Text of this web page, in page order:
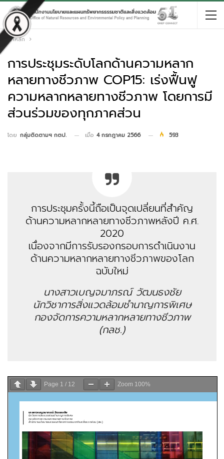
หน้าหลัก
การประชุมระดับโลกด้านความหลาก
หลายทางชีวภาพ COP15: เร่งฟื้นฟู
ความหลากหลายทางชีวภาพ โดยการมี
ส่วนร่วมของทุกภาคส่วน
โดย กลุ่มติดตามฯ กตป. เมื่อ 4 กรกฎาคม 2566 593
การประชุมครั้งนี้ถือเป็นจุดเปลี่ยนที่สำคัญ
ด้านความหลากหลายทางชีวภาพหลังปี ค.ศ.
2020
เนื่องจากมีการรับรองกรอบการดำเนินงาน
ด้านความหลากหลายทางชีวภาพของโลก
ฉบับใหม่
นางสาวเบญจมาภรณ์ วัฒนธงชัย
นักวิชาการสิ่งแวดล้อมชำนาญการพิเศษ
กองจัดการความหลากหลายทางชีวภาพ
(กลช.)
Page 1 / 12 Zoom 100%